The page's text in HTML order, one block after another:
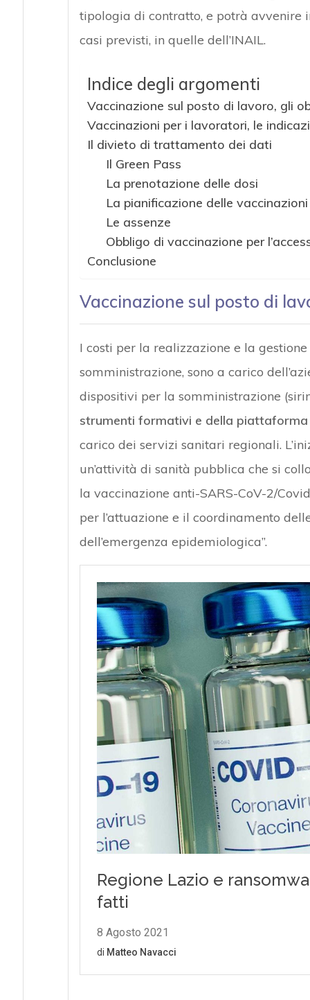
tipologia di contratto, e potrà avvenire
casi previsti, in quelle dell’INAIL.
Indice degli argomenti
Vaccinazione sul posto di lavoro, gli
Vaccinazioni per i lavoratori, le
Il divieto di trattamento dei dati
Il Green Pass
La prenotazione delle dosi
La pianificazione delle vaccinazioni
Le assenze
Obbligo di vaccinazione per
Conclusione
Vaccinazione sul posto di
I costi per la realizzazione e la
somministrazione, sono a carico
dispositivi per la somministrazione
strumenti formativi e della piattaforma
carico dei servizi sanitari regionali.
un’attività di sanità pubblica che si
la vaccinazione anti-SARS-CoV-2/
per l’attuazione e il coordinamento
dell’emergenza epidemiologica”.